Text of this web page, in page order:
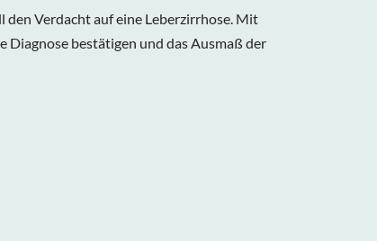
Verdacht auf eine Leberzirrhose. Mit
Diagnose bestätigen und das Ausmaß der